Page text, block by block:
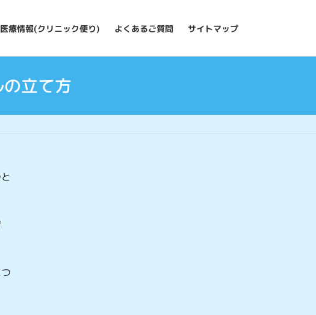
医療情報(クリニック便り) よくあるご質問 サイトマップ
立て方